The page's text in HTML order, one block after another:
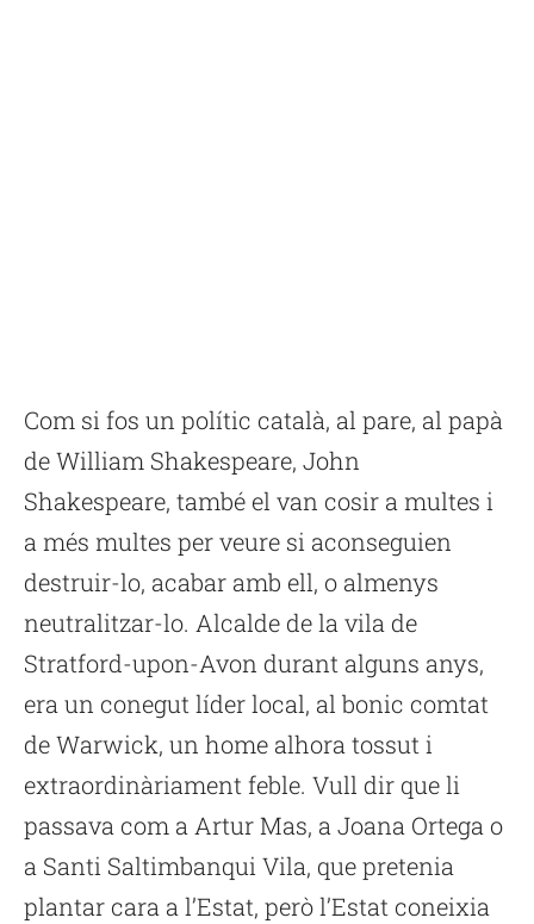
Com si fos un polític català, al pare, al papà
de William Shakespeare, John
Shakespeare, també el van cosir a multes i
a més multes per veure si aconseguien
destruir-lo, acabar amb ell, o almenys
neutralitzar-lo. Alcalde de la vila de
Stratford-upon-Avon durant alguns anys,
era un conegut líder local, al bonic comtat
de Warwick, un home alhora tossut i
extraordinàriament feble. Vull dir que li
passava com a Artur Mas, a Joana Ortega o
a Santi Saltimbanqui Vila, que pretenia
plantar cara a l’Estat, però l’Estat coneixia